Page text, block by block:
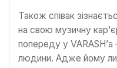
Також співак
на свою музичну
попереду у
людини. Адже йому